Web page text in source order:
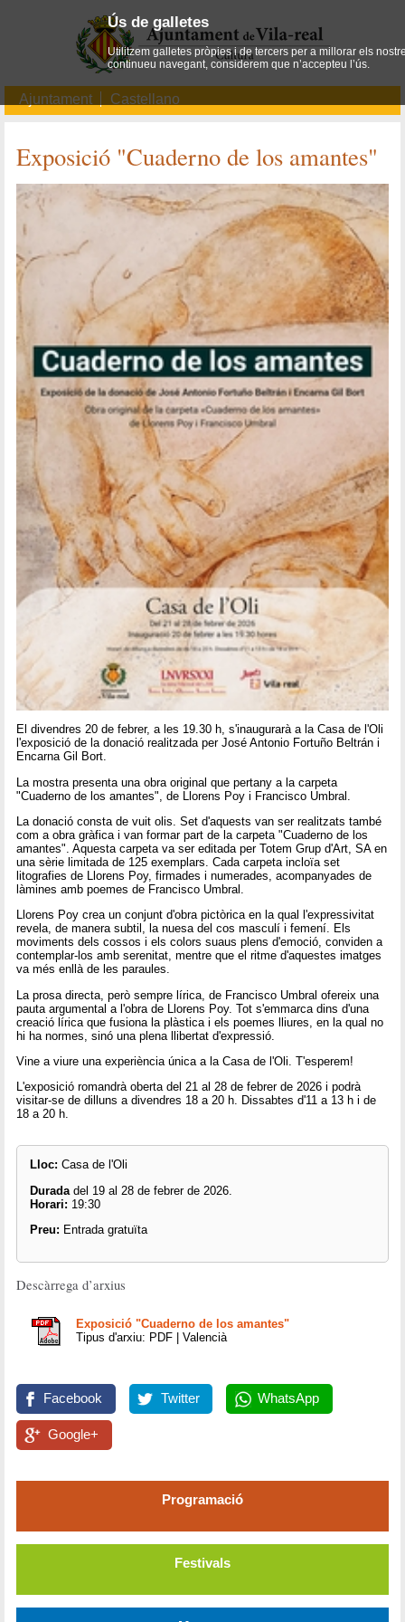
Ajuntament Castellano
Exposició "Cuaderno de los amantes"
El divendres 20 de febrer, a les 19.30 h, s'inaugurarà a la Casa de l'Oli
l'exposició de la donació realitzada per José Antonio Fortuño Beltrán i
Encarna Gil Bort.
La mostra presenta una obra original que pertany a la carpeta
"Cuaderno de los amantes", de Llorens Poy i Francisco Umbral.
La donació consta de vuit olis. Set d'aquests van ser realitzats també
com a obra gràfica i van formar part de la carpeta "Cuaderno de los
amantes". Aquesta carpeta va ser editada per Totem Grup d'Art, SA en
una sèrie limitada de 125 exemplars. Cada carpeta incloïa set
litografies de Llorens Poy, firmades i numerades, acompanyades de
làmines amb poemes de Francisco Umbral.
Llorens Poy crea un conjunt d'obra pictòrica en la qual l'expressivitat
revela, de manera subtil, la nuesa del cos masculí i femení. Els
moviments dels cossos i els colors suaus plens d'emoció, conviden a
contemplar-los amb serenitat, mentre que el ritme d'aquestes imatges
va més enllà de les paraules.
La prosa directa, però sempre lírica, de Francisco Umbral ofereix una
pauta argumental a l'obra de Llorens Poy. Tot s'emmarca dins d'una
creació lírica que fusiona la plàstica i els poemes lliures, en la qual no
hi ha normes, sinó una plena llibertat d'expressió.
Vine a viure una experiència única a la Casa de l'Oli. T'esperem!
L'exposició romandrà oberta del 21 al 28 de febrer de 2026 i podrà
visitar-se de dilluns a divendres 18 a 20 h. Dissabtes d'11 a 13 h i de
18 a 20 h.
Lloc: Casa de l'Oli
Durada del 19 al 28 de febrer de 2026.
Horari: 19:30
Preu: Entrada gratuïta
Descàrrega d’arxius
Exposició "Cuaderno de los amantes"
Tipus d'arxiu: PDF | Valencià
Facebook Twitter WhatsApp
Google+
Programació
Festivals
Ús de galletes
Utilitzem galletes pròpies i de tercers per a millorar els
continueu navegant, considerem que n’accepteu l’ús.